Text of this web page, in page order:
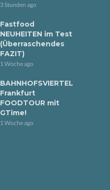
3 Stunden ago
Fastfood
NEUHEITEN im Test
(Überraschendes
FAZIT)
1 Woche ago
BAHNHOFSVIERTEL
Frankfurt
FOODTOUR mit
GTime!
1 Woche ago